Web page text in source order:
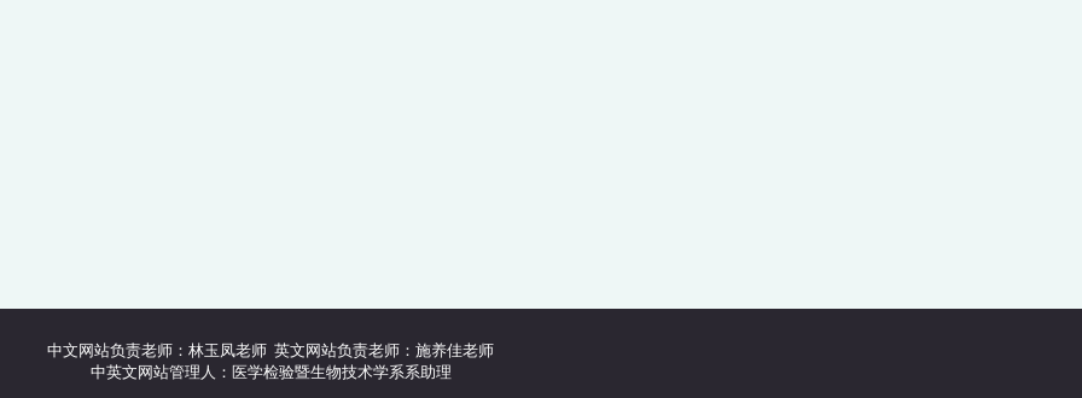
中文网站负责老师：林玉凤老师 英文网站负责老师：施养佳老师
中英文网站管理人：医学检验暨生物技术学系系助理